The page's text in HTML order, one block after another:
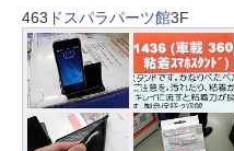
463 ドスパラパーツ館3F